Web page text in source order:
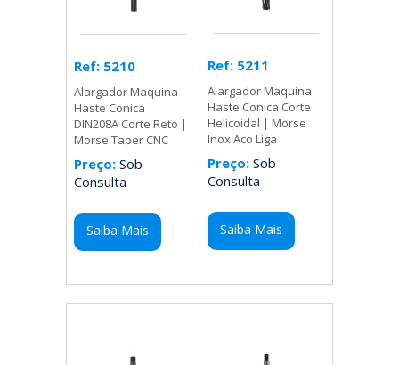
Ref: 5210
Alargador Maquina
Haste Conica
DIN208A Corte Reto |
Morse Taper CNC
Preço: Sob
Consulta
Saiba Mais
Ref: 5211
Alargador Maquina
Haste Conica Corte
Helicoidal | Morse
Inox Aco Liga
Preço:Sob
Consulta
Saiba Mais